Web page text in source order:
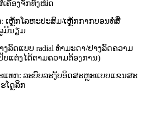
ເຄື່ອງຈັກທັງໝົດ
: ເຫຼັກໂລຫະປະສົມ/ເຫຼັກກາກບອນທໍ່ສີ່
ມິນຽມ
ລົດແບບ radial ທຳມະດາ/ຢາງລົດຄວາມ
ບແຕ່ງໄດ້ຕາມຄວາມຕ້ອງການ)
ແທກ: ລະບົບລະງັບອິດສະຫຼະແບບແຂນສະ
ໂດຼລິກ